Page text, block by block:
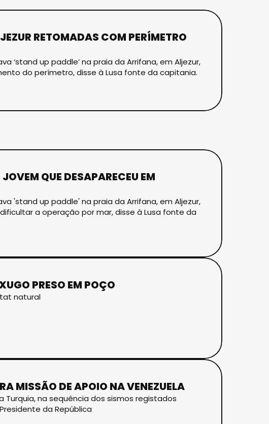
RETOMADAS COM PERÍMETRO
‘stand up paddle’ na praia da Arrifana, em Aljezur,
do perímetro, disse à Lusa fonte da capitania.
QUE DESAPARECEU EM
'stand up paddle' na praia da Arrifana, em Aljezur,
a operação por mar, disse à Lusa fonte da
PRESO EM POÇO
natural
MISSÃO DE APOIO NA VENEZUELA
na sequência dos sismos registados
da República